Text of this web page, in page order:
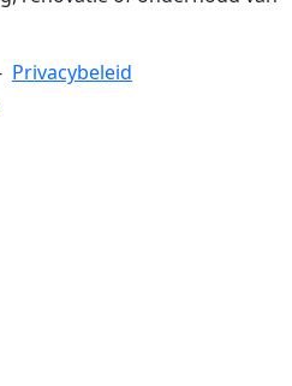
Privacybeleid